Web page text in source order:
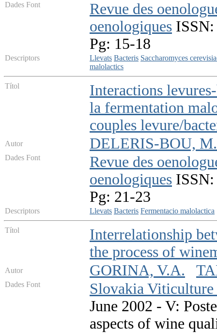
Dades Font
Revue des
oenologiques
Pg: 15-18
Descriptors Llevats Bacteris Saccharomyces
malolactics
Títol
Interactions
la fermentation
couples levure/
Autor DELERIS-BOU, M.
Dades Font
Revue des
oenologiques
Pg: 21-23
Descriptors Llevats Bacteris Fermentacio malolactica
Títol
Interrelationship
the process of
Autor GORINA, V.A.
Dades Font
Slovakia Viticulture
June 2002 - V:
aspects of wine